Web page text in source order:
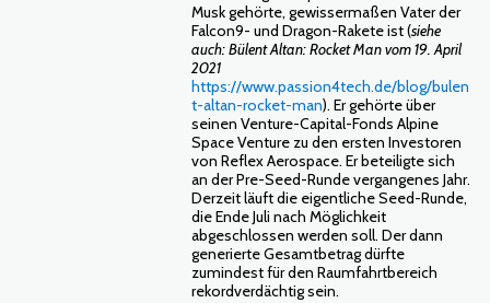
Musk gehörte, gewissermaßen Vater der
Falcon9- und Dragon-Rakete ist (siehe
auch: Bülent Altan: Rocket Man vom 19. April
2021
https://www.passion4tech.de/blog/bulen
t-altan-rocket-man). Er gehörte über
seinen Venture-Capital-Fonds Alpine
Space Venture zu den ersten Investoren
von Reflex Aerospace. Er beteiligte sich
an der Pre-Seed-Runde vergangenes Jahr.
Derzeit läuft die eigentliche Seed-Runde,
die Ende Juli nach Möglichkeit
abgeschlossen werden soll. Der dann
generierte Gesamtbetrag dürfte
zumindest für den Raumfahrtbereich
rekordverdächtig sein.